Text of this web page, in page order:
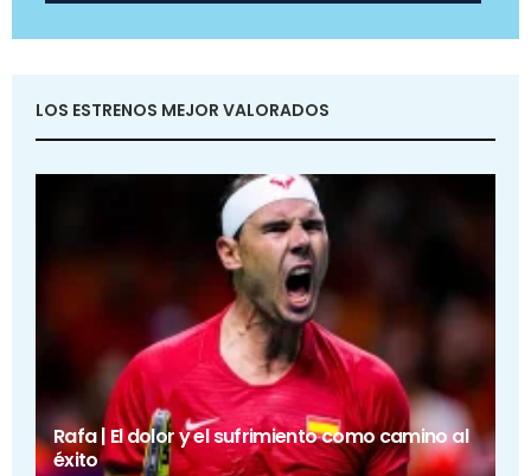
LOS ESTRENOS MEJOR VALORADOS
Rafa | El dolor y el sufrimiento como camino al
éxito